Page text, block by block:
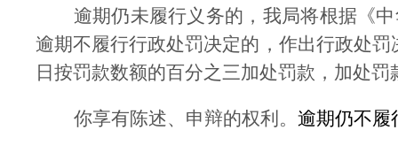
逾期仍未履行义务的，我局将根据《
逾期不履行行政处罚决定的，作出行政处
日按罚款数额的百分之三加处罚款，加处
你享有陈述、申辩的权利。 逾期仍不履